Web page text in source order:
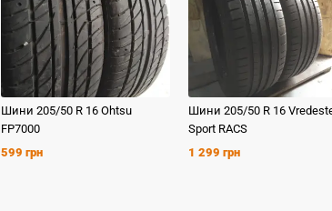
Шини 205/50 R 16 Ohtsu
FP7000
599 грн
Шини 205/50 R 16
Sport RACS
1 299 грн